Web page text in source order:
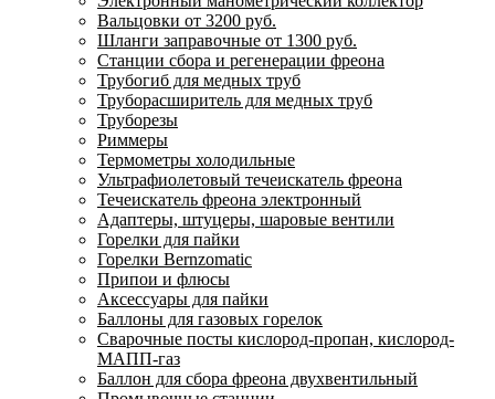
Вальцовки от 3200 руб.
Шланги заправочные от 1300 руб.
Станции сбора и регенерации фреона
Трубогиб для медных труб
Труборасширитель для медных труб
Труборезы
Риммеры
Термометры холодильные
Ультрафиолетовый течеискатель фреона
Течеискатель фреона электронный
Адаптеры, штуцеры, шаровые вентили
Горелки для пайки
Горелки Bernzomatic
Припои и флюсы
Аксессуары для пайки
Баллоны для газовых горелок
Сварочные посты кислород-пропан, кислород-
МАПП-газ
Баллон для сбора фреона двухвентильный